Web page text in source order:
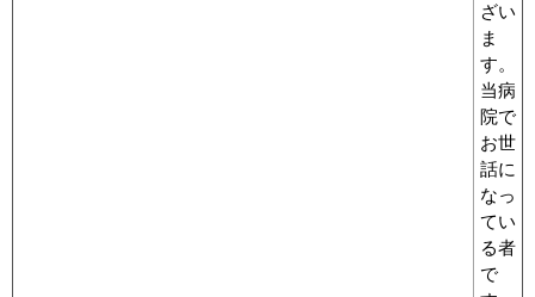
ざい
ま
す。
当病
院で
お世
話に
なっ
てい
る者
で